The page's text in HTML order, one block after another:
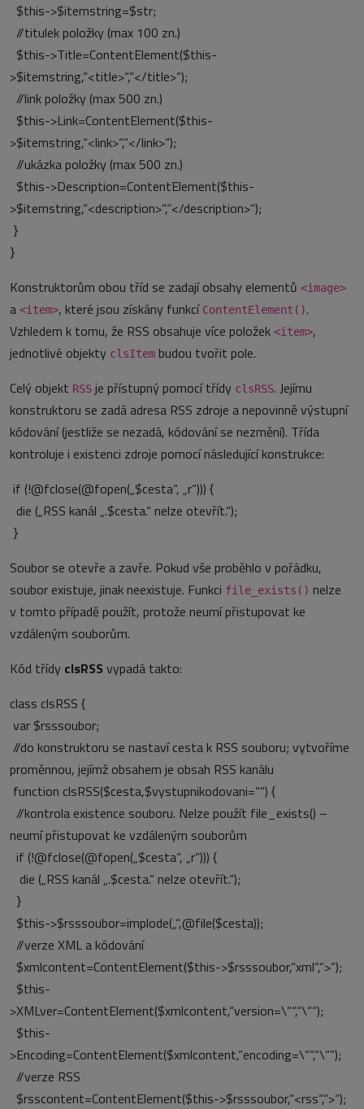
$this->$itemstring=$str;
//titulek položky (max 100 zn.)
$this->Title=ContentElement($this-
>$itemstring,“<title>“,“</title>“);
//link položky (max 500 zn.)
$this->Link=ContentElement($this-
>$itemstring,“<link>“,“</link>“);
//ukázka položky (max 500 zn.)
$this->Description=ContentElement($this-
>$itemstring,“<description>“,“</description>“);
}
}
Konstruktorům obou tříd se zadají obsahy elementů <image>
a <item>, které jsou získány funkcí ContentElement().
Vzhledem k tomu, že RSS obsahuje více položek <item>,
jednotlivé objekty clsItem budou tvořit pole.
Celý objekt RSS je přístupný pomocí třídy clsRSS. Jejímu
konstruktoru se zadá adresa RSS zdroje a nepovinně výstupní
kódování (jestliže se nezadá, kódování se nezmění). Třída
kontroluje i existenci zdroje pomocí následující konstrukce:
if (!@fclose(@fopen(„$cesta“, „r“))) {
die („RSS kanál „.$cesta.“ nelze otevřít.“);
}
Soubor se otevře a zavře. Pokud vše proběhlo v pořádku,
soubor existuje, jinak neexistuje. Funkci file_exists() nelze
v tomto případě použít, protože neumí přistupovat ke
vzdáleným souborům.
Kód třídy clsRSS vypadá takto:
class clsRSS {
var $rsssoubor;
//do konstruktoru se nastaví cesta k RSS souboru; vytvoříme
proměnnou, jejímž obsahem je obsah RSS kanálu
function clsRSS($cesta,$vystupnikodovani=““) {
//kontrola existence souboru. Nelze použít file_exists() –
neumí přistupovat ke vzdáleným souborům
if (!@fclose(@fopen(„$cesta“, „r“))) {
die („RSS kanál „.$cesta.“ nelze otevřít.“);
}
$this->$rsssoubor=implode(„“,@file($cesta));
//verze XML a kódování
$xmlcontent=ContentElement($this->$rsssoubor,“xml“,“>“);
$this-
>XMLver=ContentElement($xmlcontent,“version=\““,“\““);
$this-
>Encoding=ContentElement($xmlcontent,“encoding=\““,“\““);
//verze RSS
$rsscontent=ContentElement($this->$rsssoubor,“<rss“,“>“);